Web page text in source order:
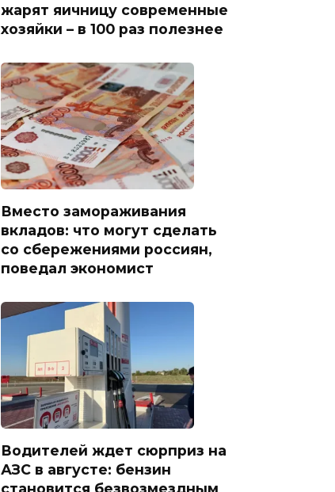
жарят яичницу современные
хозяйки – в 100 раз полезнее
Вместо замораживания
вкладов: что могут сделать
со сбережениями россиян,
поведал экономист
Водителей ждет сюрприз на
АЗС в августе: бензин
становится безвозмездным